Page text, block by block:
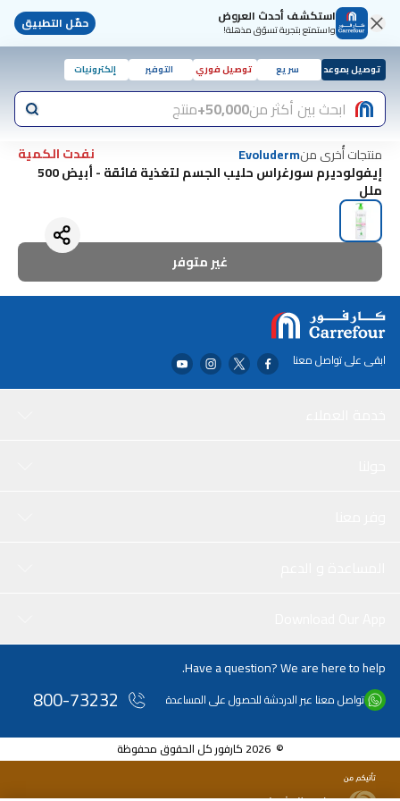
استكشف أحدث العروض
واستمتع بتجربة تسوّق مذهلة! حمّل التطبيق
توصيل بموعد سريع توصيل فوري التوفير إلكترونيات
ابحث بين أكثر من50,000+ منتج
منتجات أُخرى منEvoluderm
نفدت الكمية
إيفولوديرم سورغراس حليب الجسم لتغذية فائقة - أبيض 500
ملل
غير متوفر
ابقى على تواصل معنا
Have a question? We are here to help.
تواصل معنا عبر الدردشة للحصول على المساعدة 800-73232
© 2026 كارفور كل الحقوق محفوظة